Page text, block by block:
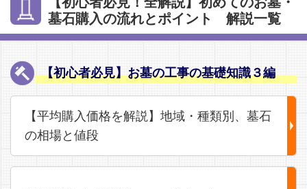
墓石購入の流れとポイント 解説一覧
【初心者必見】お墓の工事の基礎知識３編
【平均購入価格を解説】地域・種類別、墓石
の相場と値段